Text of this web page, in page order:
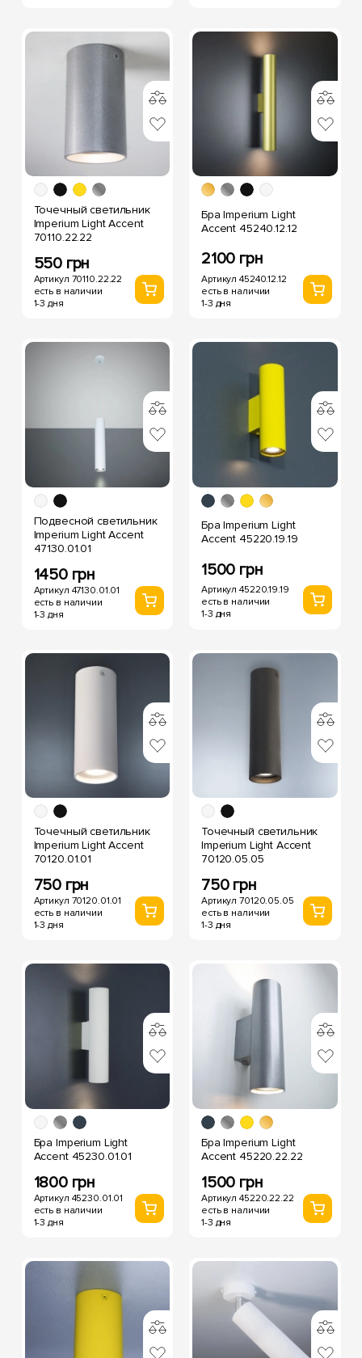
Точечный светильник
Imperium Light Accent
70110.22.22
550 грн
Артикул 70110.22.22
есть в наличии
1-3 дня
Бра Imperium Light
Accent 45240.12.12
2100 грн
Артикул 45240.12.12
есть в наличии
1-3 дня
Подвесной светильник
Imperium Light Accent
47130.01.01
1450 грн
Артикул 47130.01.01
есть в наличии
1-3 дня
Бра Imperium Light
Accent 45220.19.19
1500 грн
Артикул 45220.19.19
есть в наличии
1-3 дня
Точечный светильник
Imperium Light Accent
70120.01.01
750 грн
Артикул 70120.01.01
есть в наличии
1-3 дня
Точечный светильник
Imperium Light Accent
70120.05.05
750 грн
Артикул 70120.05.05
есть в наличии
1-3 дня
Бра Imperium Light
Accent 45230.01.01
1800 грн
Артикул 45230.01.01
есть в наличии
1-3 дня
Бра Imperium Light
Accent 45220.22.22
1500 грн
Артикул 45220.22.22
есть в наличии
1-3 дня